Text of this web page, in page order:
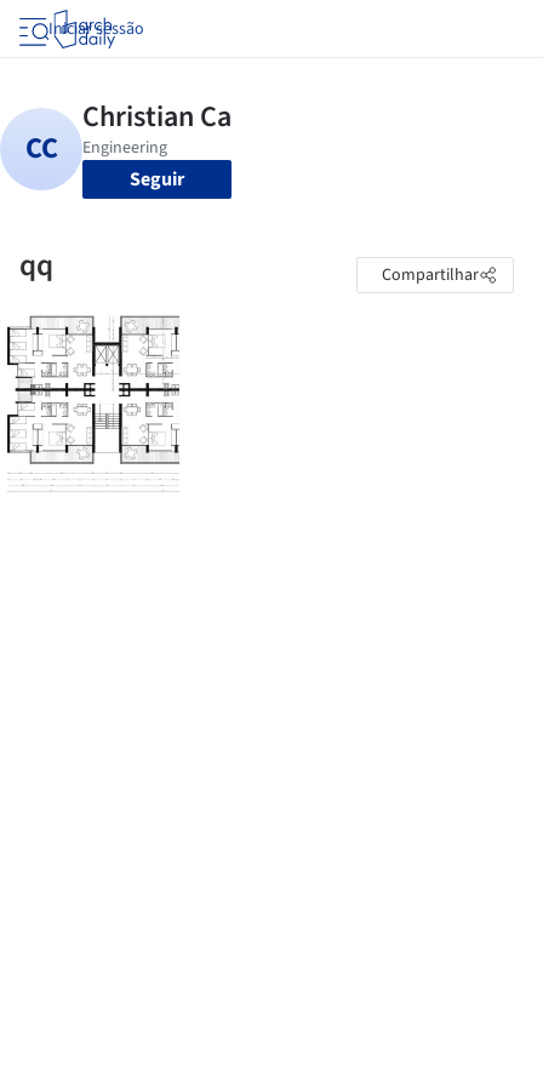
Iniciar sessão
Seguir
qq Compartilhar